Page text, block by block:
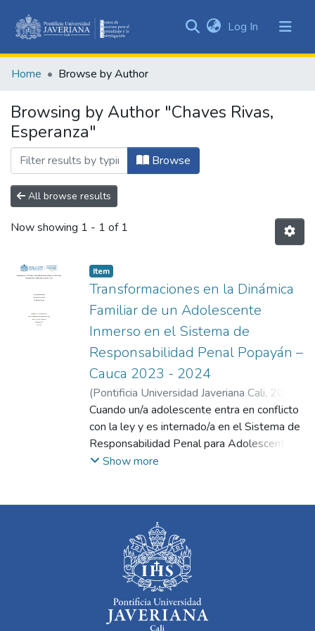
&
All of DSpace
Log In (current)
Home Browse by Author
Browsing by Author "Chaves Rivas,
Esperanza"
Browse
All browse results
Now showing 1 - 1 of 1
Item
Transformaciones en la Dinámica
Familiar de un Adolescente
Inmerso en el Sistema de
Responsabilidad Penal Popayán –
Cauca 2023 - 2024
(Pontificia Universidad Javeriana Cali, 2024
Benavides Castro, Zonia del Socorro;
Chaves Rivas, Esperanza; Mora Obando,
Miriam del Rosario;Victoria Morales, María
Irene
Cuando un/a adolescente entra en conflicto
con la ley y es internado/a en el Sistema de
Responsabilidad Penal para Adolescentes -
SRPA- y su familia debe enfrentar esta
transformaciones pueden favorecer la
convivencia familiar; en otros casos propician
quiebres emocionales que agudizan los
conflictos intrafamiliares. El SRPA considera
a la familia como un actor central el proceso
de corresponsabilidad pedagógica, sin
Show more